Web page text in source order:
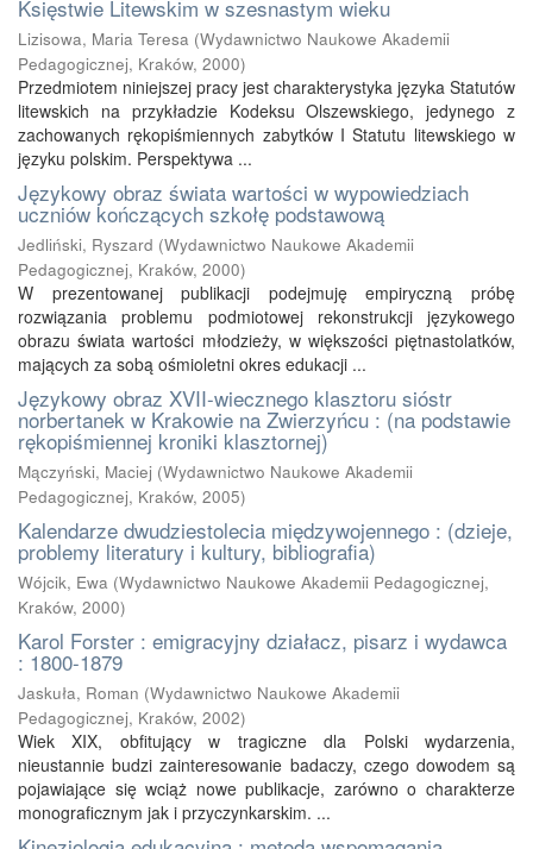
Księstwie Litewskim w szesnastym wieku
Lizisowa, Maria Teresa (Wydawnictwo Naukowe Akademii
Pedagogicznej, Kraków, 2000)
Przedmiotem niniejszej pracy jest charakterystyka języka Statutów
litewskich na przykładzie Kodeksu Olszewskiego, jedynego z
zachowanych rękopiśmiennych zabytków I Statutu litewskiego w
języku polskim. Perspektywa ...
Językowy obraz świata wartości w wypowiedziach
uczniów kończących szkołę podstawową
Jedliński, Ryszard (Wydawnictwo Naukowe Akademii
Pedagogicznej, Kraków, 2000)
W prezentowanej publikacji podejmuję empiryczną próbę
rozwiązania problemu podmiotowej rekonstrukcji językowego
obrazu świata wartości młodzieży, w większości piętnastolatków,
mających za sobą ośmioletni okres edukacji ...
Językowy obraz XVII-wiecznego klasztoru sióstr
norbertanek w Krakowie na Zwierzyńcu : (na podstawie
rękopiśmiennej kroniki klasztornej)
Mączyński, Maciej (Wydawnictwo Naukowe Akademii
Pedagogicznej, Kraków, 2005)
Kalendarze dwudziestolecia międzywojennego : (dzieje,
problemy literatury i kultury, bibliografia)
Wójcik, Ewa (Wydawnictwo Naukowe Akademii Pedagogicznej,
Kraków, 2000)
Karol Forster : emigracyjny działacz, pisarz i wydawca
: 1800-1879
Jaskuła, Roman (Wydawnictwo Naukowe Akademii
Pedagogicznej, Kraków, 2002)
Wiek XIX, obfitujący w tragiczne dla Polski wydarzenia,
nieustannie budzi zainteresowanie badaczy, czego dowodem są
pojawiające się wciąż nowe publikacje, zarówno o charakterze
monograficznym jak i przyczynkarskim. ...